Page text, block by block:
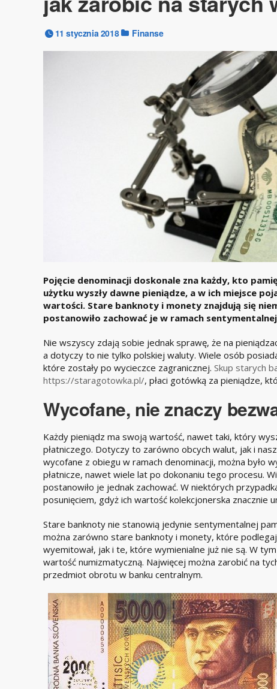
11 stycznia 2018 Finanse
Pojęcie denominacji doskonale zna każdy, kto
użytku wyszły dawne pieniądze, a w ich miejsce
wartości. Stare banknoty i monety znajdują się
postanowiło zachować je w ramach
Nie wszyscy zdają sobie jednak sprawę, że na
a dotyczy to nie tylko polskiej waluty. Wiele osób
które zostały po wycieczce zagranicznej. Skup starych
https://staragotowka.pl/, płaci gotówką za pieniądze,
Wycofane, nie znaczy
Każdy pieniądz ma swoją wartość, nawet taki, który
płatniczego. Dotyczy to zarówno obcych walut, jak i
wycofane z obiegu w ramach denominacji, można było
płatnicze, nawet wiele lat po dokonaniu tego procesu.
postanowiło je jednak zachować. W niektórych
posunięciem, gdyż ich wartość kolekcjonerska znacznie
Stare banknoty nie stanowią jedynie sentymentalnej
można zarówno stare banknoty i monety, które
wyemitował, jak i te, które wymienialne już nie są. W
wartość numizmatyczną. Najwięcej można zarobić na
przedmiot obrotu w banku centralnym.